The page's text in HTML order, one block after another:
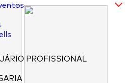
PROFISSIONAL